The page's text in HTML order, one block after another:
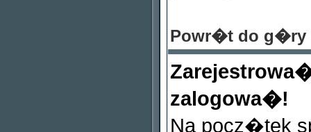
Powr�t do g�ry
zalogowa�!
Na pocz�tek